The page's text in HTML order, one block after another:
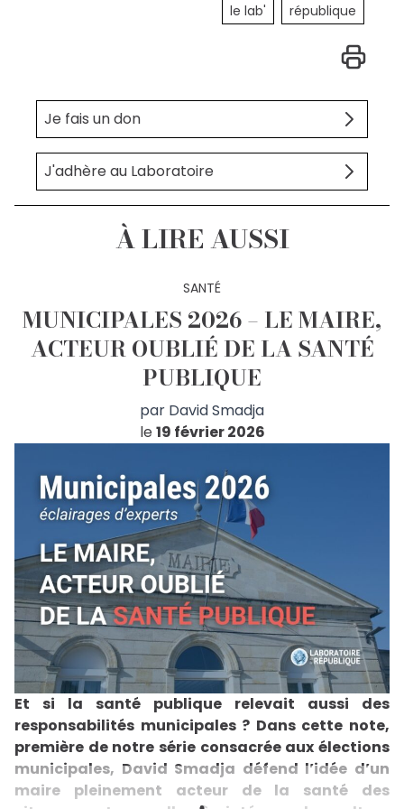
le lab' république
Je fais un don
J'adhère au Laboratoire
À LIRE AUSSI
SANTÉ
MUNICIPALES 2026 – LE MAIRE,
ACTEUR OUBLIÉ DE LA SANTÉ
PUBLIQUE
par David Smadja
le19 février 2026
Et si la santé publique relevait aussi des
responsabilités municipales ? Dans cette note,
première de notre série consacrée aux élections
municipales, David Smadja défend l’idée d’un
maire pleinement acteur de la santé des